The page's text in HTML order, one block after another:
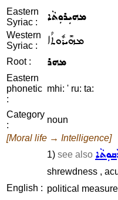
Eastern
Syriac :
ܡܗܝܼܪܘܼܬܵܐ
Western
Syriac :
ܡܗܺܝܪܽܘܬܳܐ
Root : ܡܗܪ
Eastern
phonetic
:
mhi: ' ru: ta:
Category
:
noun
[Moral life → Intelligence]
English :
1) see also
shrewdness ,
political